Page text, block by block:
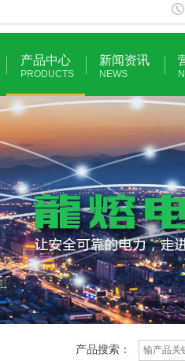
产品中心
PRODUCTS
新闻资讯
NEWS
产品搜索：